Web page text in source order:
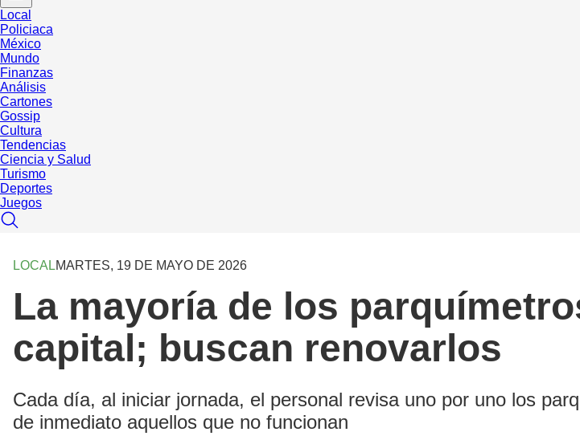
Local
Policiaca
México
Mundo
Finanzas
Análisis
Cartones
Gossip
Cultura
Tendencias
Ciencia y Salud
Turismo
Deportes
Juegos
LOCALMARTES, 19 DE MAYO DE 2026
La mayoría de los
capital; buscan renovarlos
Cada día, al iniciar jornada, el personal revisa uno por uno los
de inmediato aquellos que no funcionan